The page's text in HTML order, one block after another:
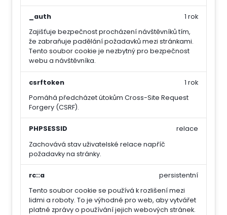
_auth
Zajišťuje bezpečnost procházení návštěvníků tím,
že zabraňuje padělání požadavků mezi stránkami.
Tento soubor cookie je nezbytný pro bezpečnost
webu a návštěvníka.
1 rok
csrftoken
Pomáhá předcházet útokům Cross-Site Request
Forgery (CSRF).
1 rok
PHPSESSID
Zachovává stav uživatelské relace napříč
požadavky na stránky.
relace
rc::a
Tento soubor cookie se používá k rozlišení mezi
lidmi a roboty. To je výhodné pro web, aby vytvářet
platné zprávy o používání jejich webových stránek.
persistentní